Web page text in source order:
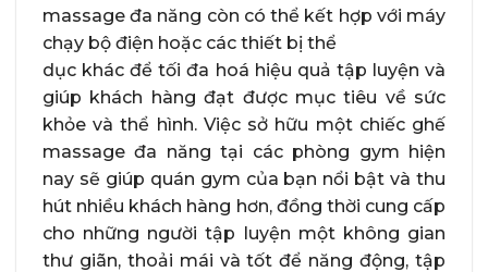
massage đa năng còn có thể kết hợp với máy
chạy bộ điện hoặc các thiết bị thể
dục khác để tối đa hoá hiệu quả tập luyện và
giúp khách hàng đạt được mục tiêu về sức
khỏe và thể hình. Việc sở hữu một chiếc ghế
massage đa năng tại các phòng gym hiện
nay sẽ giúp quán gym của bạn nổi bật và thu
hút nhiều khách hàng hơn, đồng thời cung cấp
cho những người tập luyện một không gian
thư giãn, thoải mái và tốt để năng động, tập